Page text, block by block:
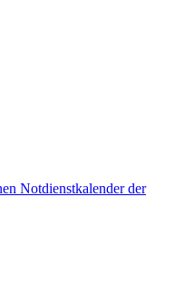
Notdienstkalender der